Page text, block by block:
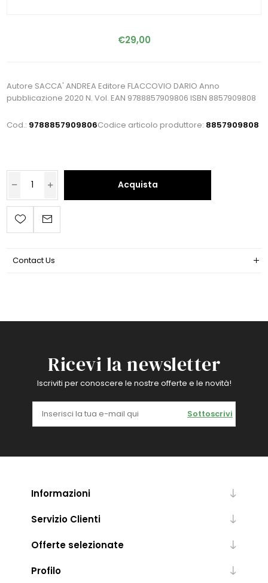
€29,00
Autore SACCA' ANDREA Editore FLACCOVIO DARIO Anno
pubblicazione 2020 N. Vol. EAN 9788857909806 ISBN 8857909808
Cod.: 9788857909806Codice articolo produttore: 8857909808
Acquista
Contact Us
Ricevi la newsletter
Iscriviti per conoscere le nostre offerte e le novità!
Sottoscrivi
Informazioni
Servizio Clienti
Offerte selezionate
Profilo